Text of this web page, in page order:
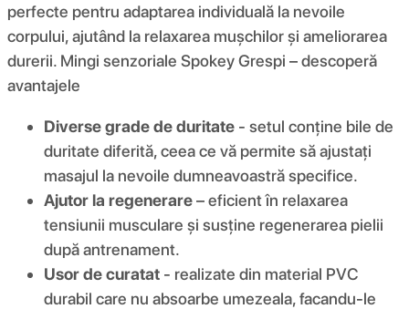
perfecte pentru adaptarea individuală la nevoile
corpului, ajutând la relaxarea mușchilor și ameliorarea
durerii. Mingi senzoriale Spokey Grespi – descoperă
avantajele
Diverse grade de duritate - setul conține bile de
duritate diferită, ceea ce vă permite să ajustați
masajul la nevoile dumneavoastră specifice.
Ajutor la regenerare– eficient în relaxarea
tensiunii musculare și susține regenerarea pielii
după antrenament.
Usor de curatat - realizate din material PVC
durabil care nu absoarbe umezeala, facandu-le